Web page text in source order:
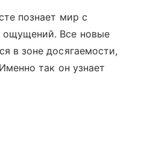
познает мир с
Все новые
в зоне досягаемости,
так он узнает